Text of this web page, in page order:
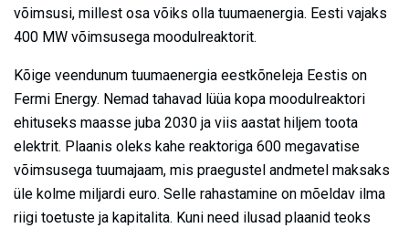
võimsusi, millest osa võiks olla tuumaenergia. Eesti vajaks
400 MW võimsusega moodulreaktorit.
Kõige veendunum tuumaenergia eestkõneleja Eestis on
Fermi Energy. Nemad tahavad lüüa kopa moodulreaktori
ehituseks maasse juba 2030 ja viis aastat hiljem toota
elektrit. Plaanis oleks kahe reaktoriga 600 megavatise
võimsusega tuumajaam, mis praegustel andmetel maksaks
üle kolme miljardi euro. Selle rahastamine on mõeldav ilma
riigi toetuste ja kapitalita. Kuni need ilusad plaanid teoks